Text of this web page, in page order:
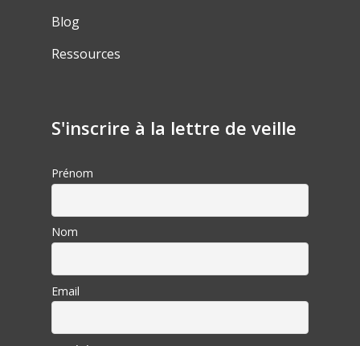
Blog
Ressources
S'inscrire à la lettre de veille
Prénom
Nom
Email